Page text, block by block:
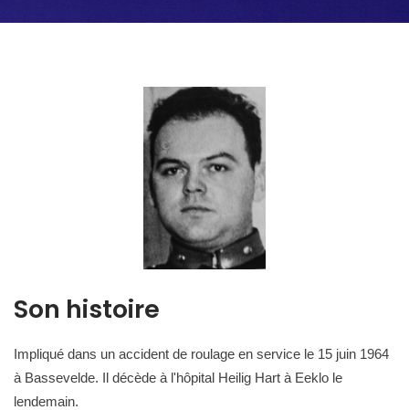
Son histoire
Impliqué dans un accident de roulage en service le 15 juin 1964
à Bassevelde. Il décède à l'hôpital Heilig Hart à Eeklo le
lendemain.